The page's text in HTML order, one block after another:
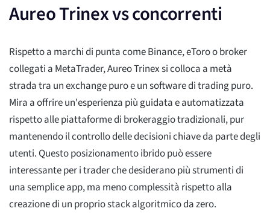
Aureo Trinex vs concorrenti
Rispetto a marchi di punta come Binance, eToro o broker
collegati a MetaTrader, Aureo Trinex si colloca a metà
strada tra un exchange puro e un software di trading puro.
Mira a offrire un'esperienza più guidata e automatizzata
rispetto alle piattaforme di brokeraggio tradizionali, pur
mantenendo il controllo delle decisioni chiave da parte degli
utenti. Questo posizionamento ibrido può essere
interessante per i trader che desiderano più strumenti di
una semplice app, ma meno complessità rispetto alla
creazione di un proprio stack algoritmico da zero.